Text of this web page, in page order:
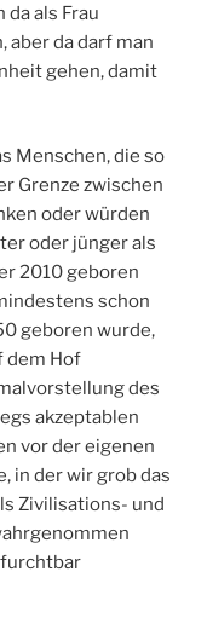
als Frau
da darf man
gehen, damit
Menschen, die so
Grenze zwischen
oder würden
oder jünger als
2010 geboren
schon
geboren wurde,
dem Hof
des
akzeptablen
vor der eigenen
in der wir grob das
Zivilisations- und